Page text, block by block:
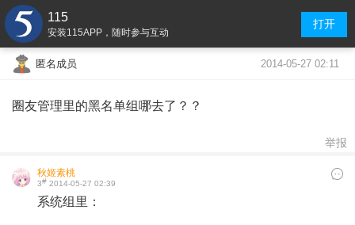
115
安装115APP，随时参与互动
打开
匿名成员 2014-05-27 02:11
圈友管理里的黑名单组哪去了？？
举报
秋姬素桃
3# 2014-05-27 02:39
系统组里：